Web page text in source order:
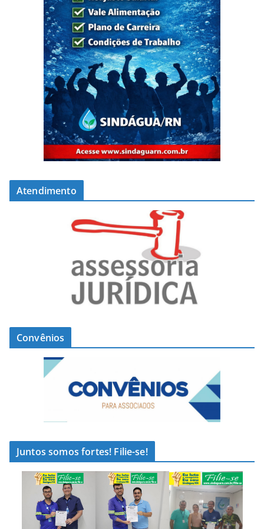
Atendimento
Convênios
Juntos somos fortes! Filie-se!